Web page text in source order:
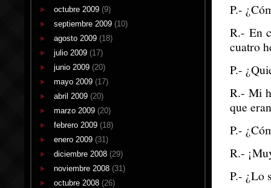
octubre 2009 (9)
septiembre 2009 (10)
agosto 2009 (18)
julio 2009 (17)
junio 2009 (20)
mayo 2009 (17)
abril 2009 (20)
marzo 2009 (20)
febrero 2009 (18)
enero 2009 (31)
diciembre 2008 (29)
noviembre 2008 (31)
octubre 2008 (26)
P.-
R.- En
cuatro
P.-
R.- Mi
que
P.-
R.-
P.- ¿Lo